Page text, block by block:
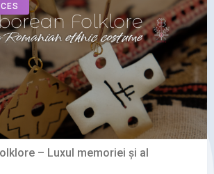
– Luxul memoriei și al